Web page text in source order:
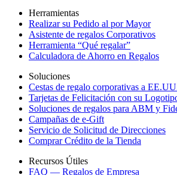
Herramientas
Realizar su Pedido al por Mayor
Asistente de regalos Corporativos
Herramienta “Qué regalar”
Calculadora de Ahorro en Regalos
Soluciones
Cestas de regalo corporativas a
Tarjetas de Felicitación con su
Soluciones de regalos para ABM y
Campañas de e-Gift
Servicio de Solicitud de Direcciones
Comprar Crédito de la Tienda
Recursos Útiles
FAQ — Regalos de Empresa